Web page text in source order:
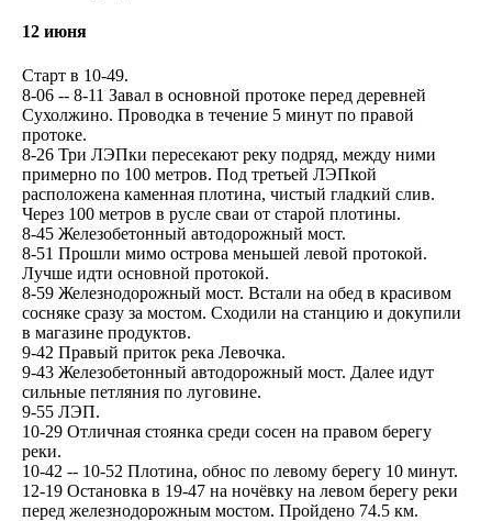
12 июня
Старт в 10-49.
8-06 -- 8-11 Завал в основной протоке перед деревней
Сухолжино. Проводка в течение 5 минут по правой
протоке.
8-26 Три ЛЭПки пересекают реку подряд, между ними
примерно по 100 метров. Под третьей ЛЭПкой
расположена каменная плотина, чистый гладкий слив.
Через 100 метров в русле сваи от старой плотины.
8-45 Железобетонный автодорожный мост.
8-51 Прошли мимо острова меньшей левой протокой.
Лучше идти основной протокой.
8-59 Железнодорожный мост. Встали на обед в красивом
сосняке сразу за мостом. Сходили на станцию и докупили
в магазине продуктов.
9-42 Правый приток река Левочка.
9-43 Железобетонный автодорожный мост. Далее идут
сильные петляния по луговине.
9-55 ЛЭП.
10-29 Отличная стоянка среди сосен на правом берегу
реки.
10-42 -- 10-52 Плотина, обнос по левому берегу 10 минут.
12-19 Остановка в 19-47 на ночёвку на левом берегу реки
перед железнодорожным мостом. Пройдено 74.5 км.